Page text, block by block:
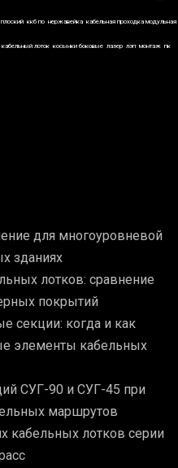
плоский ккб по нержавейка кабельная проходка модульная
кабельный лоток косынки боковые лазер лэп монтаж пк
для многоуровневой
зданиях
лотков: сравнение
покрытий
секции: когда и как
элементы кабельных
СУГ-90 и СУГ-45 при
маршрутов
кабельных лотков серии